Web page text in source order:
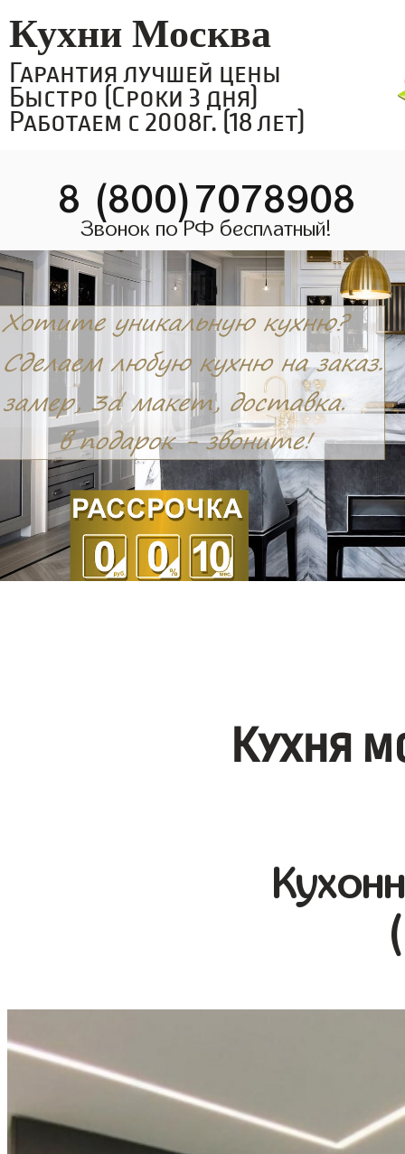
Кухни Москва
Гарантия лучшей цены
Быстро (Сроки 3 дня)
Работаем с 2008г. (18 лет)
8 (800)7078908
Звонок по РФ бесплатный!
Кухня